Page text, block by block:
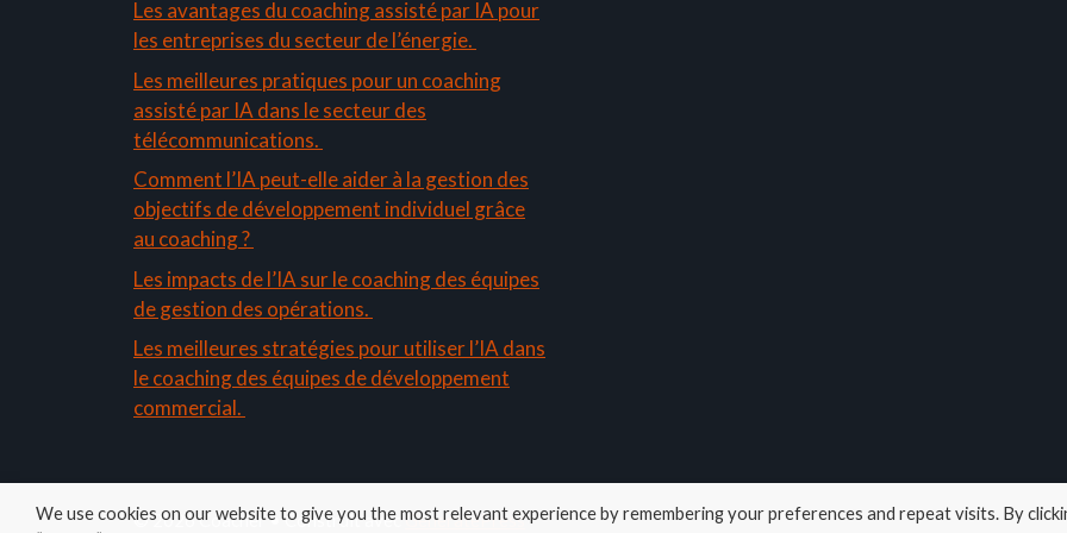
Les avantages du coaching assisté par IA pour
les entreprises du secteur de l’énergie.
Les meilleures pratiques pour un coaching
assisté par IA dans le secteur des
télécommunications.
Comment l’IA peut-elle aider à la gestion des
objectifs de développement individuel grâce
au coaching ?
Les impacts de l’IA sur le coaching des équipes
de gestion des opérations.
Les meilleures stratégies pour utiliser l’IA dans
le coaching des équipes de développement
commercial.
© 2026 Coacher• Construit avecGeneratePress
We use cookies on our website to give you the most relevant experience by remembering your preferences and repeat visits. By